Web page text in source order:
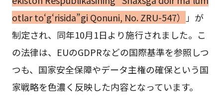
otlar to‘g‘risida”gi Qonuni, No. ZRU-547） 」が
制定され、同年10月1日より施行されました。こ
の法律は、EUのGDPRなどの国際基準を参照しつ
つも、国家安全保障やデータ主権の確保という国
家戦略を色濃く反映した内容となっています。